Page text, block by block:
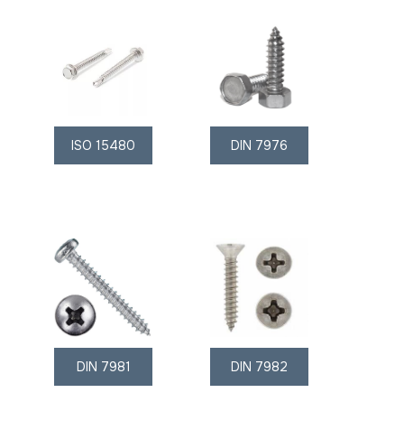
ISO 15480 DIN 7976
DIN 7981 DIN 7982